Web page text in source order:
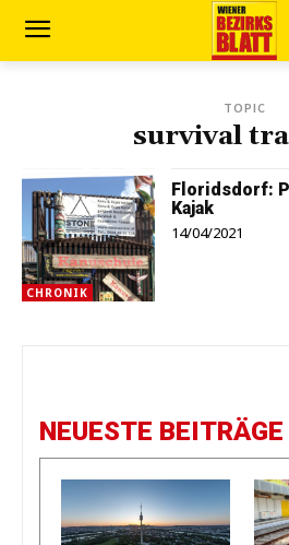
TOPIC
survival
CHRONIK
Floridsdorf:
Kajak
14/04/2021
NEUESTE BEITRÄGE